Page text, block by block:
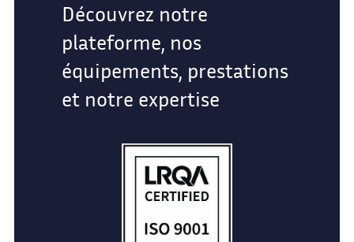
Découvrez notre
plateforme, nos
équipements, prestations
et notre expertise